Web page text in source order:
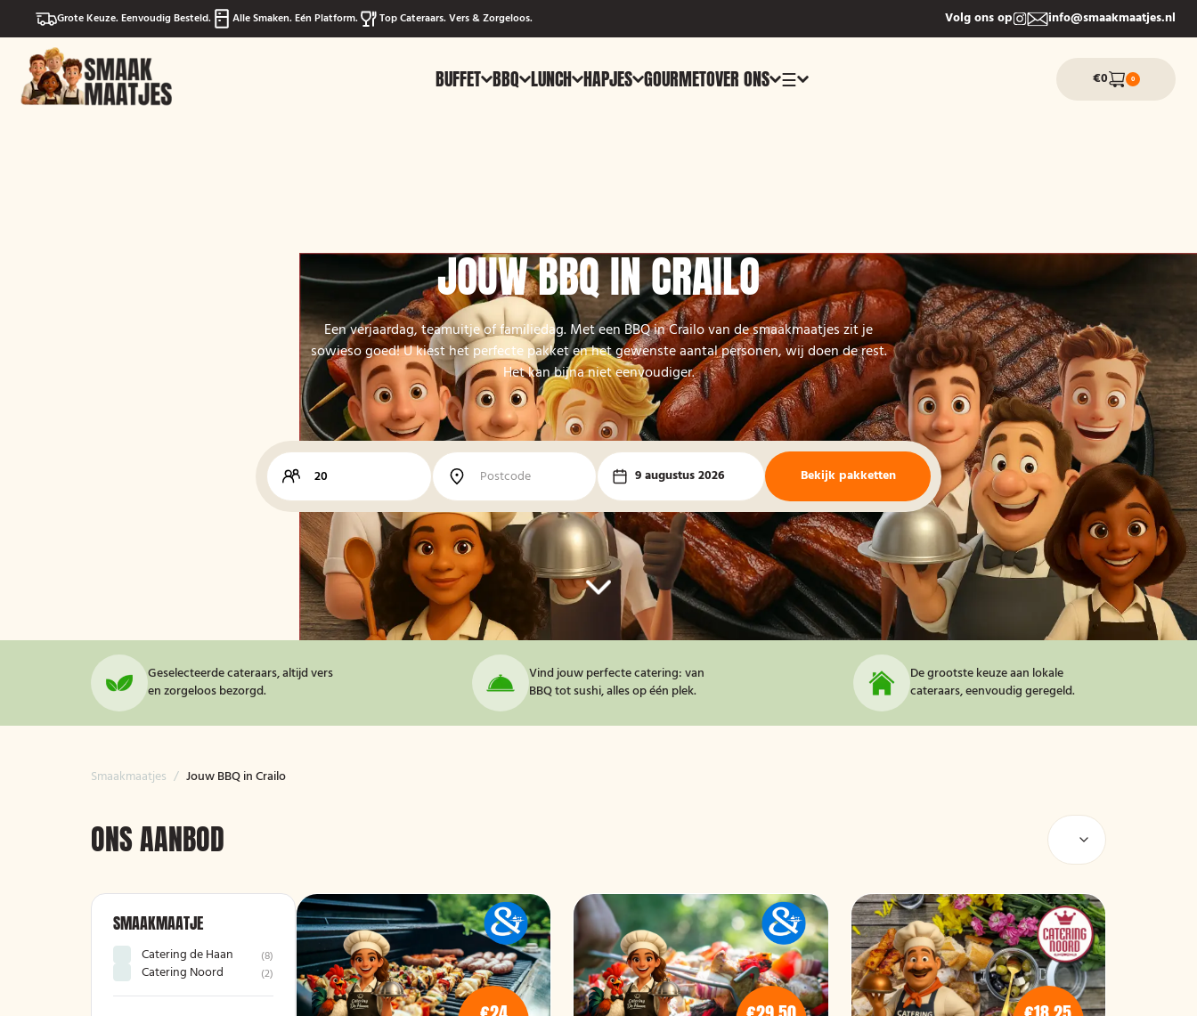
Grote Keuze. Eenvoudig Besteld. Alle Smaken. Eén Platform. Top Cateraars. Vers & Zorgeloos. Volg ons op info@smaakmaatjes.nl
BUFFET BBQ LUNCH HAPJES GOURMETOVER ONS ☰ €0 0
JOUW BBQ IN CRAILO
Een verjaardag, teamuitje of familiedag. Met een BBQ in Crailo van de smaakmaatjes zit je
sowieso goed! U kiest het perfecte pakket en het gewenste aantal personen, wij doen de rest.
Het kan bijna niet eenvoudiger.
9 augustus 2026 Bekijk pakketten
Geselecteerde cateraars, altijd vers
en zorgeloos bezorgd.
Vind jouw perfecte catering: van
BBQ tot sushi, alles op één plek.
De grootste keuze aan lokale
cateraars, eenvoudig geregeld.
Smaakmaatjes / Jouw BBQ in Crailo
ONS AANBOD
SMAAKMAATJE
Catering de Haan (8)
Catering Noord (2)